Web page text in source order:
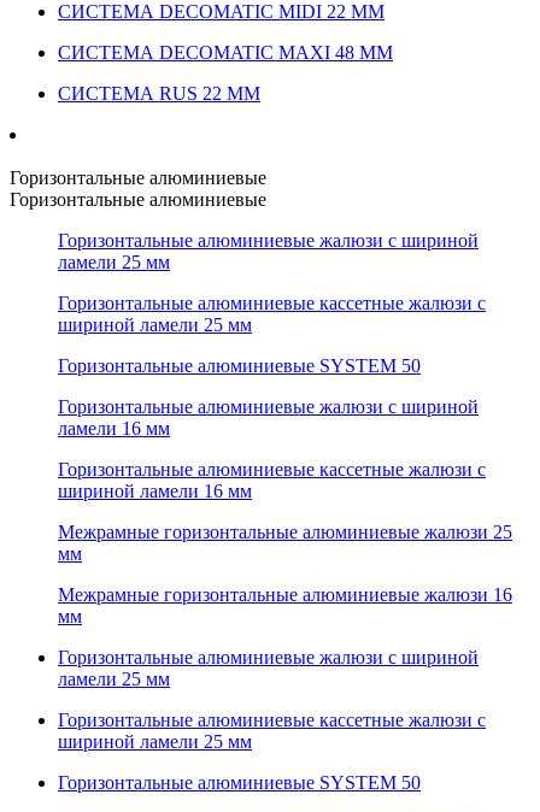
СИСТЕМА DECOMATIC MIDI 22 ММ
СИСТЕМА DECOMATIC MAXI 48 ММ
СИСТЕМА RUS 22 ММ
Горизонтальные алюминиевые
Горизонтальные алюминиевые
Горизонтальные алюминиевые жалюзи с шириной
ламели 25 мм
Горизонтальные алюминиевые кассетные жалюзи с
шириной ламели 25 мм
Горизонтальные алюминиевые SYSTEM 50
Горизонтальные алюминиевые жалюзи с шириной
ламели 16 мм
Горизонтальные алюминиевые кассетные жалюзи с
шириной ламели 16 мм
Межрамные горизонтальные алюминиевые жалюзи 25
мм
Межрамные горизонтальные алюминиевые жалюзи 16
мм
Горизонтальные алюминиевые жалюзи с шириной
ламели 25 мм
Горизонтальные алюминиевые кассетные жалюзи с
шириной ламели 25 мм
Горизонтальные алюминиевые SYSTEM 50